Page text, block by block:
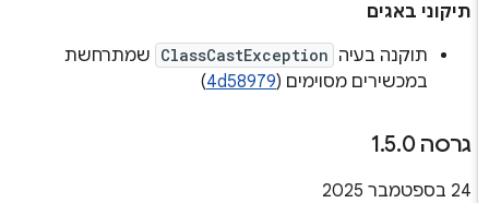
תיקוני באגים
תוקנה בעיה ClassCastException שמתרחשת
במכשירים מסוימים (4d58979
)
גרסה 1 .5.0
‫24 בספטמבר 2025